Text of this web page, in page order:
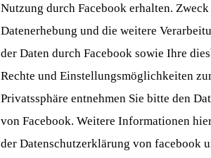
Nutzung durch Facebook erhalten.
Datenerhebung und die weitere
der Daten durch Facebook sowie Ihre
Rechte und Einstellungsmöglichkeiten
Privatssphäre entnehmen Sie bitte den
von Facebook. Weitere Informationen
der Datenschutzerklärung von facebook